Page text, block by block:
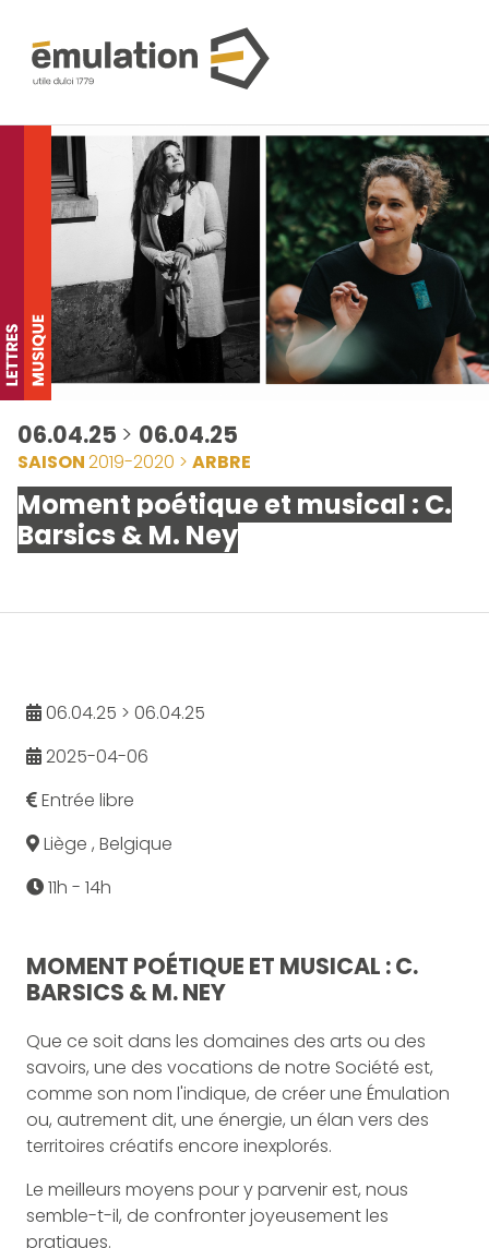
06.04.25 > 06.04.25
SAISON2019-2020 > ARBRE
Moment poétique et musical : C.
Barsics & M. Ney
06.04.25 > 06.04.25
2025-04-06
Entrée libre
Liège , Belgique
11h - 14h
MOMENT POÉTIQUE ET MUSICAL : C.
BARSICS & M. NEY
Que ce soit dans les domaines des arts ou des
savoirs, une des vocations de notre Société est,
comme son nom l'indique, de créer une Émulation
ou, autrement dit, une énergie, un élan vers des
territoires créatifs encore inexplorés.
Le meilleurs moyens pour y parvenir est, nous
semble-t-il, de confronter joyeusement les
pratiques.